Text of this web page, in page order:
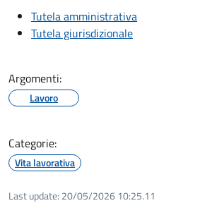
Tutela amministrativa
Tutela giurisdizionale
Argomenti:
Lavoro
Categorie:
Vita lavorativa
Last update: 20/05/2026 10:25.11